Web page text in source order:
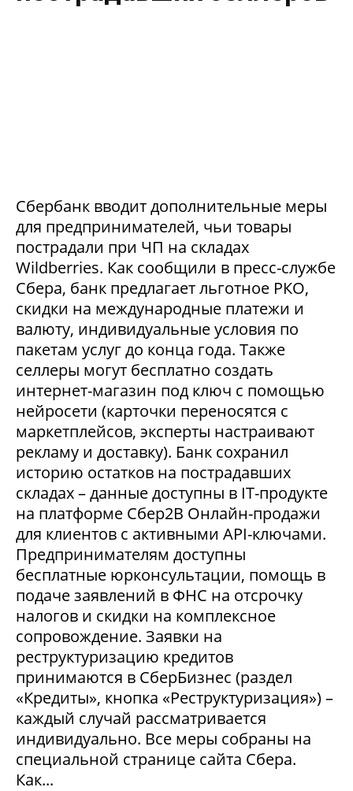
Сбербанк вводит дополнительные меры
для предпринимателей, чьи товары
пострадали при ЧП на складах
Wildberries. Как сообщили в пресс-службе
Сбера, банк предлагает льготное РКО,
скидки на международные платежи и
валюту, индивидуальные условия по
пакетам услуг до конца года. Также
селлеры могут бесплатно создать
интернет-магазин под ключ с помощью
нейросети (карточки переносятся с
маркетплейсов, эксперты настраивают
рекламу и доставку). Банк сохранил
историю остатков на пострадавших
складах – данные доступны в IT-продукте
на платформе Сбер2В Онлайн-продажи
для клиентов с активными API-ключами.
Предпринимателям доступны
бесплатные юрконсультации, помощь в
подаче заявлений в ФНС на отсрочку
налогов и скидки на комплексное
сопровождение. Заявки на
реструктуризацию кредитов
принимаются в СберБизнес (раздел
«Кредиты», кнопка «Реструктуризация») –
каждый случай рассматривается
индивидуально. Все меры собраны на
специальной странице сайта Сбера.
Как...